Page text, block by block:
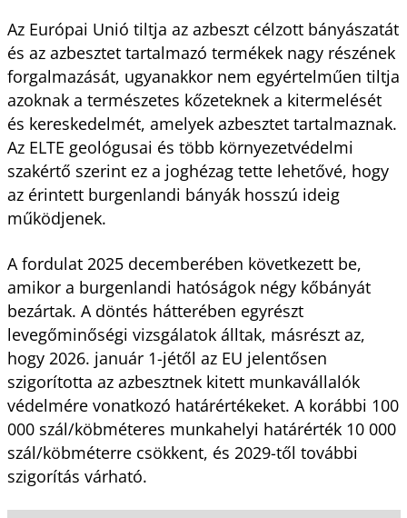
Az Európai Unió tiltja az azbeszt célzott bányászatát
és az azbesztet tartalmazó termékek nagy részének
forgalmazását, ugyanakkor nem egyértelműen tiltja
azoknak a természetes kőzeteknek a kitermelését
és kereskedelmét, amelyek azbesztet tartalmaznak.
Az ELTE geológusai és több környezetvédelmi
szakértő szerint ez a joghézag tette lehetővé, hogy
az érintett burgenlandi bányák hosszú ideig
működjenek.
A fordulat 2025 decemberében következett be,
amikor a burgenlandi hatóságok négy kőbányát
bezártak. A döntés hátterében egyrészt
levegőminőségi vizsgálatok álltak, másrészt az,
hogy 2026. január 1-jétől az EU jelentősen
szigorította az azbesztnek kitett munkavállalók
védelmére vonatkozó határértékeket. A korábbi 100
000 szál/köbméteres munkahelyi határérték 10 000
szál/köbméterre csökkent, és 2029-től további
szigorítás várható.